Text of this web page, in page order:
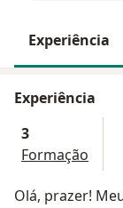
Experiência
Experiência
3
Formação
Olá, prazer!